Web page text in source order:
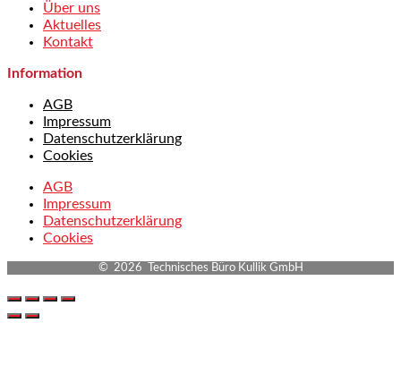
Über uns
Aktuelles
Kontakt
Information
AGB
Impressum
Datenschutzerklärung
Cookies
AGB
Impressum
Datenschutzerklärung
Cookies
© 2026 Technisches Büro Kullik GmbH